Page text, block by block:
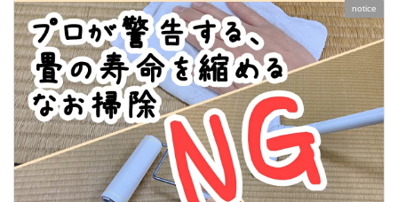
notice